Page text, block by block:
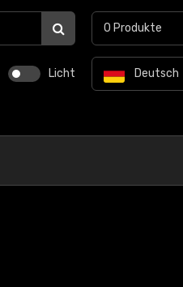
Licht Deutsch
0 Produkte